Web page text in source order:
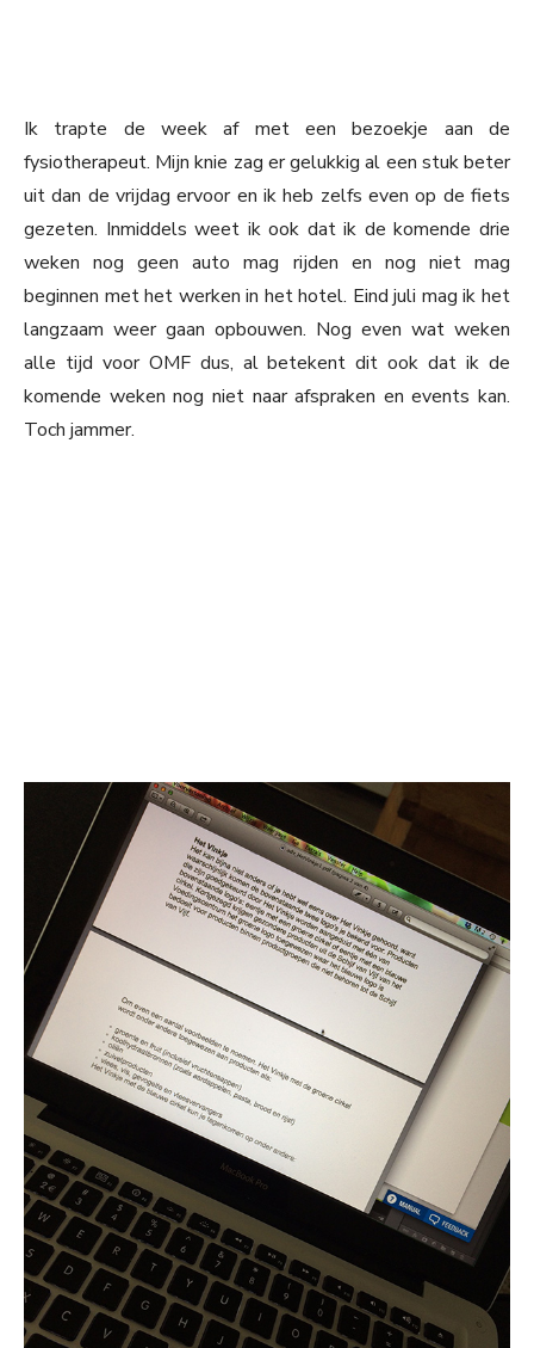
Ik trapte de week af met een bezoekje aan de
fysiotherapeut. Mijn knie zag er gelukkig al een stuk beter
uit dan de vrijdag ervoor en ik heb zelfs even op de fiets
gezeten. Inmiddels weet ik ook dat ik de komende drie
weken nog geen auto mag rijden en nog niet mag
beginnen met het werken in het hotel. Eind juli mag ik het
langzaam weer gaan opbouwen. Nog even wat weken
alle tijd voor OMF dus, al betekent dit ook dat ik de
komende weken nog niet naar afspraken en events kan.
Toch jammer.